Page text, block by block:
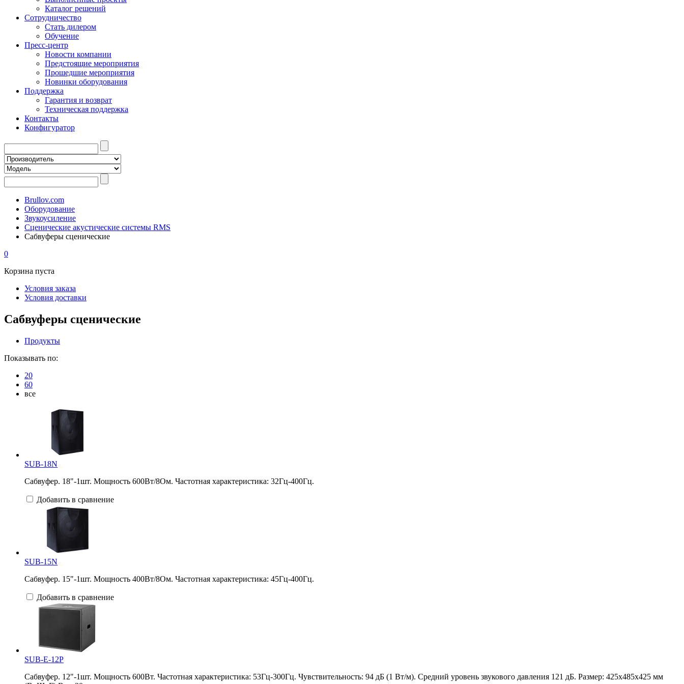
Каталог решений
Сотрудничество
Стать дилером
Обучение
Пресс-центр
Новости компании
Предстоящие мероприятия
Прошедшие мероприятия
Новинки оборудования
Поддержка
Гарантия и возврат
Техническая поддержка
Контакты
Конфигуратор
Brullov.com
Оборудование
Звукоусиление
Сценические акустические системы RMS
Сабвуферы сценические
0
Корзина пуста
Условия заказа
Условия доставки
Сабвуферы сценические
Продукты
Показывать по:
20
60
все
SUB-18N
Сабвуфер. 18"-1шт. Мощность 600Вт/8Ом. Частотная характеристика: 32Гц-400Гц.
Добавить в сравнение
SUB-15N
Сабвуфер. 15"-1шт. Мощность 400Вт/8Ом. Частотная характеристика: 45Гц-400Гц.
Добавить в сравнение
SUB-E-12P
Сабвуфер. 12"-1шт. Мощность 600Вт. Частотная характеристика: 53Гц-300Гц. Чувствительность: 94 дБ (1 Вт/м). Средний уровень звукового давления 121 дБ. Размер: 425х485х425 мм